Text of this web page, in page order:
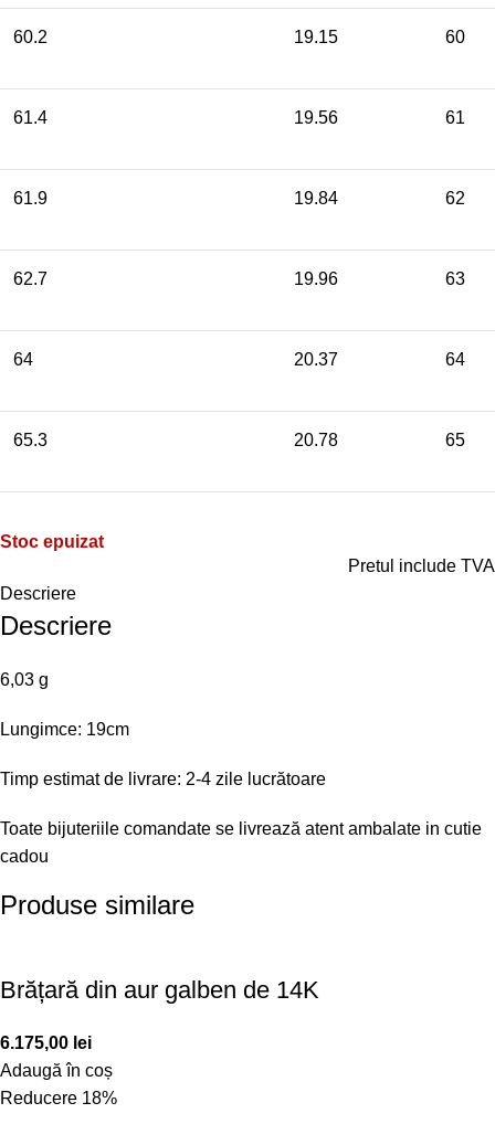
60.2 19.15 60
61.4 19.56 61
61.9 19.84 62
62.7 19.96 63
64 20.37 64
65.3 20.78 65
Stoc epuizat
Pretul include TVA
Descriere
Descriere
6,03 g
Lungimce: 19cm
Timp estimat de livrare: 2-4 zile lucrătoare
Toate bijuteriile comandate se livrează atent ambalate in cutie
cadou
Produse similare
Brățară din aur galben de 14K
6.175,00 lei
Adaugă în coș
Reducere 18%